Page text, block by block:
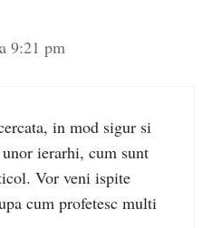
9:21 pm
in mod sigur si
ierarhi, cum sunt
Vor veni ispite
cum profetesc multi